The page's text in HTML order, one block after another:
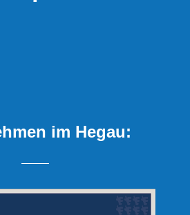
im Hegau: